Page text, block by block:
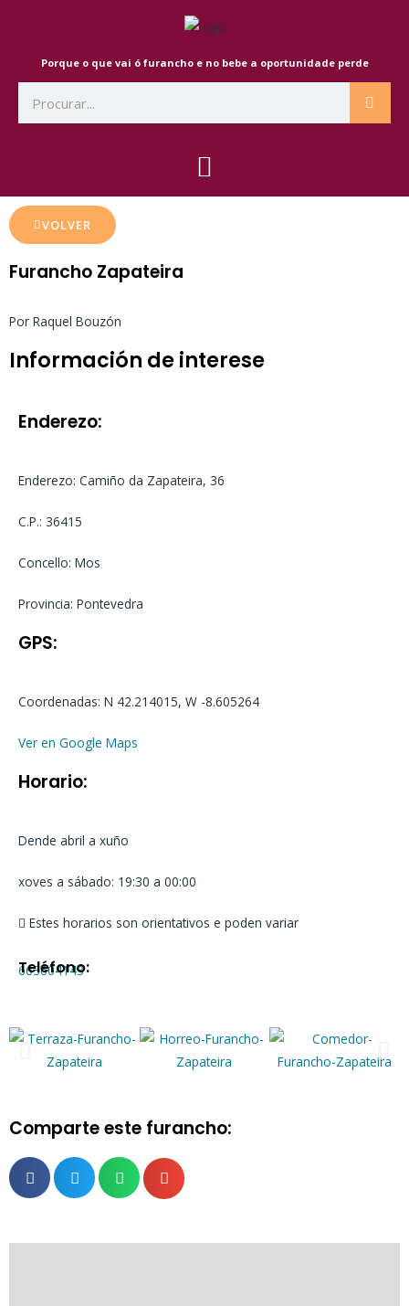
Porque o que vai ó furancho e no bebe a oportunidade perde
VOLVER
Furancho Zapateira
Por Raquel Bouzón
Información de interese
Enderezo:
Enderezo: Camiño da Zapateira, 36
C.P.: 36415
Concello: Mos
Provincia: Pontevedra
GPS:
Coordenadas: N 42.214015, W -8.605264
Ver en Google Maps
Horario:
Dende abril a xuño
xoves a sábado: 19:30 a 00:00
Estes horarios son orientativos e poden variar
663604143
Teléfono:
Comparte este furancho: